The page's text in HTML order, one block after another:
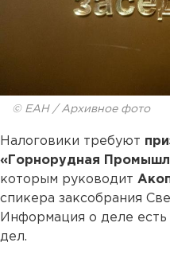
© ЕАН / Архивное фото
Налоговики требуют
«Горнорудная
которым руководит
спикера заксобрания
Информация о деле
дел.